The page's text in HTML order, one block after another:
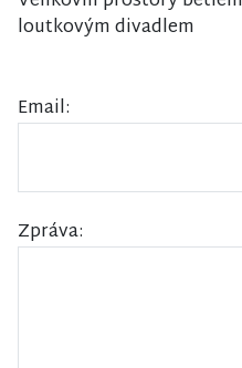
loutkovým divadlem
Email:
Zpráva: